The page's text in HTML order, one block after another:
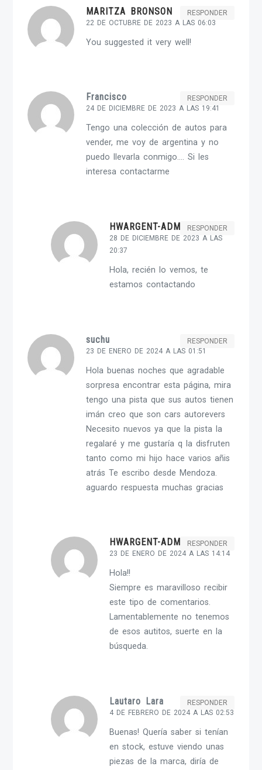
MARITZA BRONSON
22 DE OCTUBRE DE 2023 A LAS 06:03
RESPONDER
You suggested it very well!
Francisco
24 DE DICIEMBRE DE 2023 A LAS 19:41
RESPONDER
Tengo una colección de autos para
vender, me voy de argentina y no
puedo llevarla conmigo…. Si les
interesa contactarme
HWARGENT-ADMIN
28 DE DICIEMBRE DE 2023 A LAS
20:37
RESPONDER
Hola, recién lo vemos, te
estamos contactando
suchu
23 DE ENERO DE 2024 A LAS 01:51
RESPONDER
Hola buenas noches que agradable
sorpresa encontrar esta página, mira
tengo una pista que sus autos tienen
imán creo que son cars autorevers
Necesito nuevos ya que la pista la
regalaré y me gustaría q la disfruten
tanto como mi hijo hace varios añis
atrás Te escribo desde Mendoza.
aguardo respuesta muchas gracias
HWARGENT-ADMIN
23 DE ENERO DE 2024 A LAS 14:14
RESPONDER
Hola!!
Siempre es maravilloso recibir
este tipo de comentarios.
Lamentablemente no tenemos
de esos autitos, suerte en la
búsqueda.
Lautaro Lara
4 DE FEBRERO DE 2024 A LAS 02:53
RESPONDER
Buenas! Quería saber si tenían
en stock, estuve viendo unas
piezas de la marca, diría de